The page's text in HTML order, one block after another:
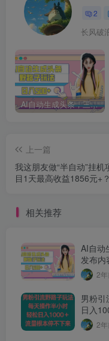
2
长风破
AI自动生成头条，三天必起号，三分钟轻松发布内容，复制粘贴，保姆级教…
上一篇
我这朋友做“半自动”挂机
目1天最高收益1856元+？
相关推荐
AI自动
发布
2
男粉引
日入
2